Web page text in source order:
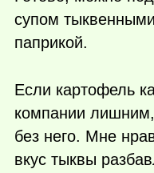
супом
паприкой.
Если картофель
компании
без него. Мне
вкус тыквы